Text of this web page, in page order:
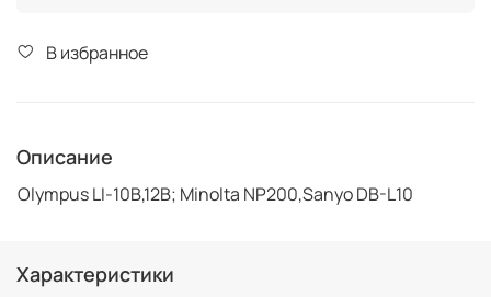
В избранное
Описание
Olympus LI-10B,12B; Minolta NP200,Sanyo DB-L10
Характеристики